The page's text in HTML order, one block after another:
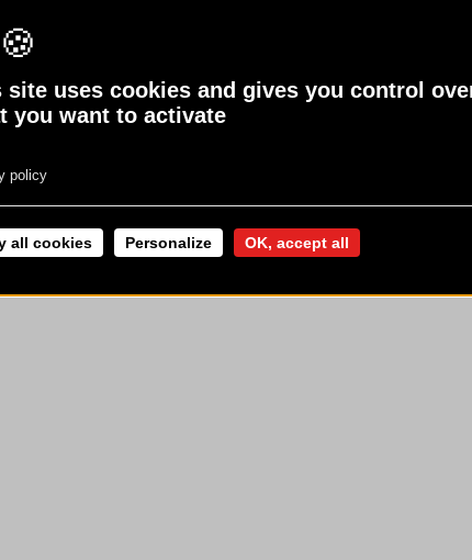
régulière
www.mangerbouger.fr
site uses cookies and gives you control
you want to activate
OK, accept all
all cookies Personalize
policy